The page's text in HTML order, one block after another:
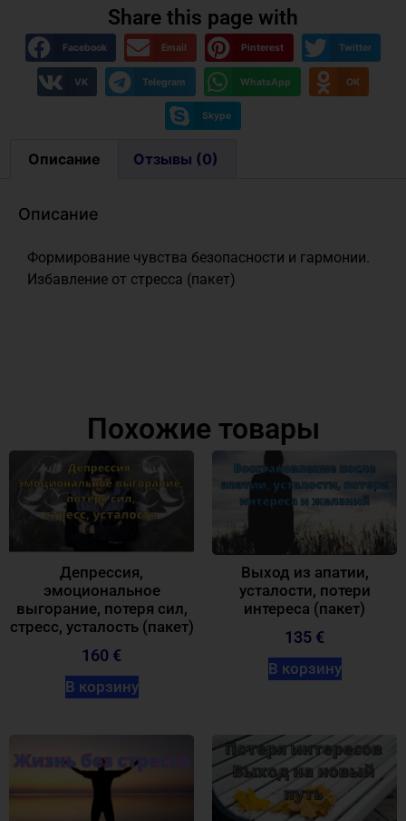
Share this page with
Facebook Email Pinterest Twitter
VK Telegram WhatsApp OK
Skype
Описание Отзывы (0)
Описание
Формирование чувства безопасности и гармонии.
Избавление от стресса (пакет)
Похожие товары
Депрессия,
эмоциональное
выгорание, потеря сил,
стресс, усталость (пакет)
160 €
В корзину
Выход из апатии,
усталости, потери
интереса (пакет)
135 €
В корзину